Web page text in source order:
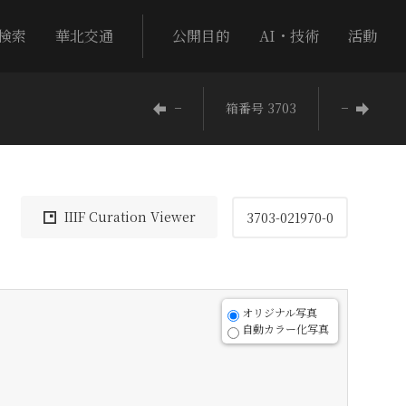
索 華北交通 公開目的 AI・技術 活動
− 箱番号 3703 −
IIIF Curation Viewer 3703-021970-0
オリジナル写真
自動カラー化写真